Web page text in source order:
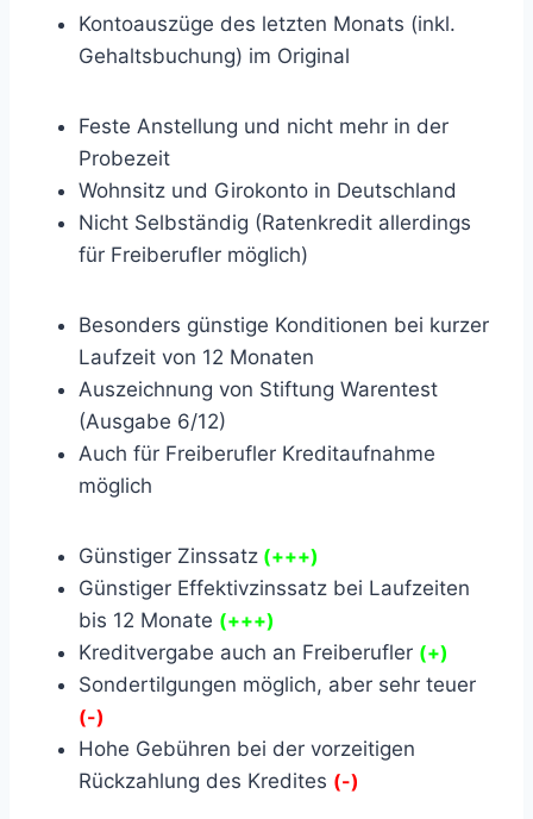
Kontoauszüge des letzten Monats (inkl.
Gehaltsbuchung) im Original
Feste Anstellung und nicht mehr in der
Probezeit
Wohnsitz und Girokonto in Deutschland
Nicht Selbständig (Ratenkredit allerdings
für Freiberufler möglich)
Besonders günstige Konditionen bei kurzer
Laufzeit von 12 Monaten
Auszeichnung von Stiftung Warentest
(Ausgabe 6/12)
Auch für Freiberufler Kreditaufnahme
möglich
Günstiger Zinssatz (+++)
Günstiger Effektivzinssatz bei Laufzeiten
bis 12 Monate (+++)
Kreditvergabe auch an Freiberufler (+)
Sondertilgungen möglich, aber sehr teuer
(-)
Hohe Gebühren bei der vorzeitigen
Rückzahlung des Kredites (-)